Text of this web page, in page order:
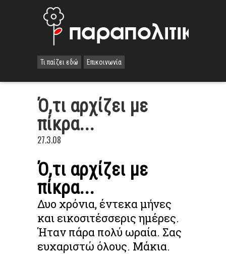
Τι παίζει εδώ Επικοινωνία
Ό,τι αρχίζει με
πίκρα...
27.3.08
Ό,τι αρχίζει με
πίκρα...
Δυο χρόνια, έντεκα μήνες
και εικοσιτέσσερις ημέρες.
Ήταν πάρα πολύ ωραία. Σας
ευχαριστώ όλους. Μάκια.